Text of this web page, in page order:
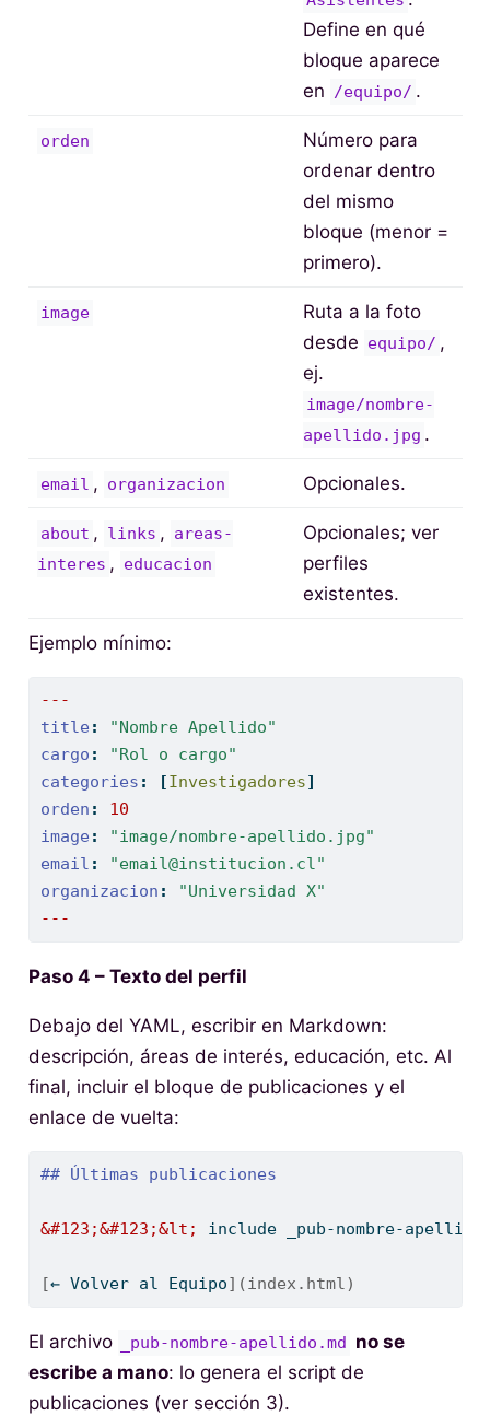
Define en qué
bloque aparece
en /equipo/ .
orden
Número para
ordenar dentro
del mismo
bloque (menor =
primero).
image
Ruta a la foto
desde equipo/ ,
ej.
image/nombre-
apellido.jpg .
email , organizacion Opcionales.
about , links , areas-
interes , educacion
Opcionales; ver
perfiles
existentes.
Ejemplo mínimo:
---
title :
"Nombre Apellido"
cargo :
"Rol o cargo"
categories : [Investigadores]
orden :
10
image :
"image/nombre-apellido.jpg"
email :
"email@institucion.cl"
organizacion :
"Universidad X"
---
Paso 4 – Texto del perfil
Debajo del YAML, escribir en Markdown:
descripción, áreas de interés, educación, etc. Al
final, incluir el bloque de publicaciones y el
enlace de vuelta:
## Últimas publicaciones
&#123;&#123;&lt; include _pub-nombre-
[← Volver al Equipo](index.html)
El archivo _pub-nombre-apellido.md
no se
escribe a mano: lo genera el script de
publicaciones (ver sección 3).